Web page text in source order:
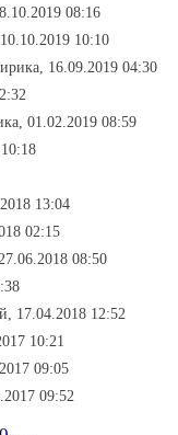
08:16
10:10
16.09.2019 04:30
01.02.2019 08:59
13:04
02:15
08:50
17.04.2018 12:52
10:21
09:05
09:52